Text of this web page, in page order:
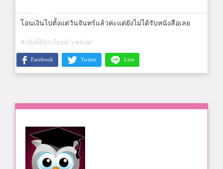
โอนเงินไปตั้งแต่วันจันทร์แล้วค่ะแต่ยังไม่ได้รับหนังสือเลย
หัวข้อนี้มีประโยชน์! แชร์เลย!
Facebook Twitter Line